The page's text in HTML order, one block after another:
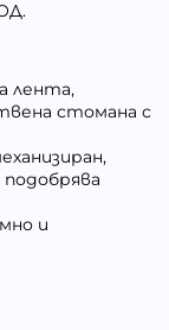
лента,
стомана с
и